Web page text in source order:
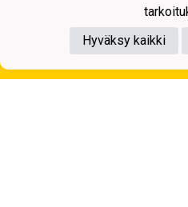
Tietosuojaseloste
Hyväksy kaikki